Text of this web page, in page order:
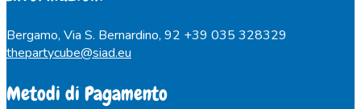
Bergamo, Via S. Bernardino, 92 +39 035 328329
thepartycube@siad.eu
Metodi di Pagamento